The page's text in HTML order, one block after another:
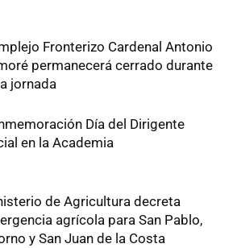
Fronterizo Cardenal Antonio
permanecerá cerrado durante
jornada
Día del Dirigente
en la Academia
de Agricultura decreta
agrícola para San Pablo,
y San Juan de la Costa